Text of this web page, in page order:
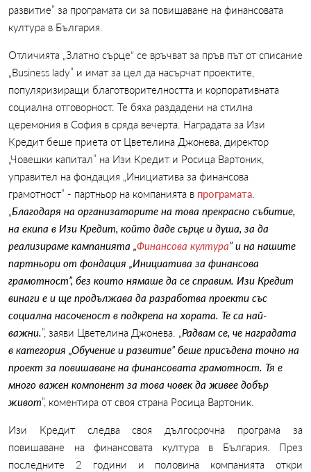
развитие” за програмата си за повишаване на финансовата
култура в България.
Отличията „Златно сърце“ се връчват за пръв път от списание
„Business lady” и имат за цел да насърчат проектите,
популяризиращи благотворителността и корпоративната
социална отговорност. Те бяха раздадени на стилна
церемония в София в сряда вечерта. Наградата за Изи
Кредит беше приета от Цветелина Джонева, директор
„Човешки капитал” на Изи Кредит и Росица Вартоник,
управител на фондация „Инициатива за финансова
грамотност” - партньор на компанията в програмата.
„Благодаря на организаторите на това прекрасно събитие,
на екипа в Изи Кредит, който даде сърце и душа, за да
реализираме кампанията „Финансова култура” и на нашите
партньори от фондация „Инициатива за финансова
грамотност”, без които нямаше да се справим. Изи Кредит
винаги е и ще продължава да разработва проекти със
социална насоченост в подкрепа на хората. Те са най-
важни.”, заяви Цветелина Джонева. „Радвам се, че наградата
в категория „Обучение и развитие” беше присъдена точно на
проект за повишаване на финансовата грамотност. Тя е
много важен компонент за това човек да живее добър
живот”, коментира от своя страна Росица Вартоник.
Изи Кредит следва своя дългосрочна програма за
повишаване на финансовата култура в България. През
последните 2 години и половина компанията откри